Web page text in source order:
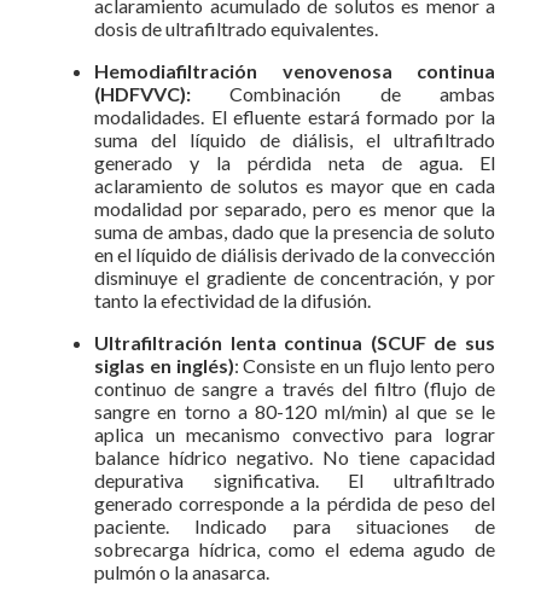
aclaramiento acumulado de solutos es menor a
dosis de ultrafiltrado equivalentes.
Hemodiafiltración venovenosa continua
(HDFVVC): Combinación de ambas
modalidades. El efluente estará formado por la
suma del líquido de diálisis, el ultrafiltrado
generado y la pérdida neta de agua. El
aclaramiento de solutos es mayor que en cada
modalidad por separado, pero es menor que la
suma de ambas, dado que la presencia de soluto
en el líquido de diálisis derivado de la convección
disminuye el gradiente de concentración, y por
tanto la efectividad de la difusión.
Ultrafiltración lenta continua (SCUF de sus
siglas en inglés): Consiste en un flujo lento pero
continuo de sangre a través del filtro (flujo de
sangre en torno a 80-120 ml/min) al que se le
aplica un mecanismo convectivo para lograr
balance hídrico negativo. No tiene capacidad
depurativa significativa. El ultrafiltrado
generado corresponde a la pérdida de peso del
paciente. Indicado para situaciones de
sobrecarga hídrica, como el edema agudo de
pulmón o la anasarca.